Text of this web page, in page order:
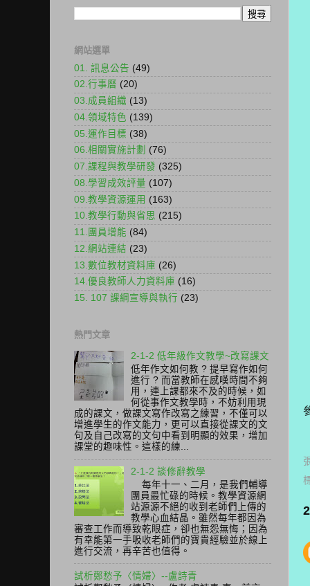
網站選單
01. 訊息公告 (49)
02.行事曆 (20)
03.成員組織 (13)
04.領域特色 (139)
05.運作目標 (38)
06.相關實施計劃 (76)
07.課程與教學研發 (325)
08.學習成效評量 (107)
09.教學資源運用 (163)
10.教學行動與省思 (215)
11.團員增能 (84)
12.網站連結 (23)
13.數位教材資料庫 (26)
14.優良教師人力資料庫 (16)
15. 107 課綱宣導與執行 (23)
熱門文章
2-1-2 低年級作文教學~改寫課文
低年作文如何教 ? 提早寫作如何
進行 ? 而當教師在感嘆時間不夠
用，連上課都來不及的時候，如
何從事作文教學時，不妨利用現
成的課文，做課文寫作改寫之練習，不僅可以
增進學生的作文能力，更可以直接從課文的文
句及自己改寫的文句中看到明顯的效果，增加
課堂的趣味性。這樣的練...
2-1-2 談修辭教學
每年十一、二月，是我們輔導
團員最忙碌的時候。教學資源網
站源源不絕的收到老師們上傳的
教學心血結晶。雖然每年都因為
審查工作而導致乾眼症，卻也無怨無悔；因為
有幸能第一手吸收老師們的寶貴經驗並於線上
進行交流，再辛苦也值得。
試析鄭愁予〈情婦〉--盧詩青